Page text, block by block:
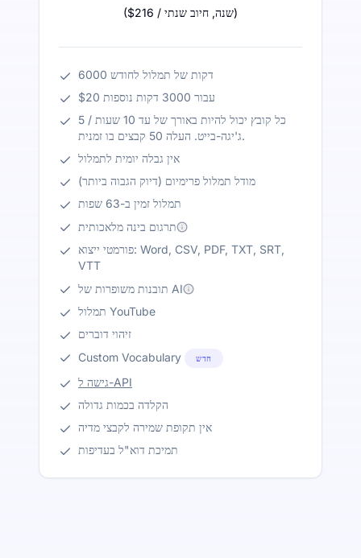
($216 / שנה, חיוב שנתי )
6000 דקות של תמלול לחודש
$20 עבור 3000 דקות נוספות
כל קובץ יכול להיות באורך של עד 10 שעות / 5
ג'יגה-בייט. העלה 50 קבצים בו זמנית.
אין גבלה יומית לתמלול
מודל תמלול פרימיום (דיוק הגבוה ביותר)
תמלול זמין ב-63 שפות
תרגום בינה מלאכותית
פורמטי ייצוא: Word, CSV, PDF, TXT, SRT,
VTT
תובנות משופרות של AI
תמלול YouTube
זיהוי דוברים
Custom Vocabulary
חדש
גישה ל-API
הקלדה בכמות גדולה
אין תקופת שמירה לקבצי מדיה
תמיכת דוא"ל בעדיפות